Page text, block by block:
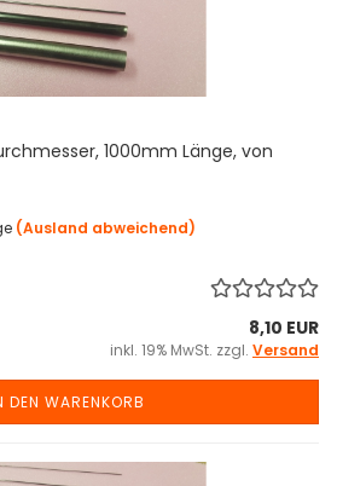
1000mm Länge, von
(Ausland abweichend)
8,10 EUR
inkl. 19% MwSt. zzgl. Versand
DEN WARENKORB